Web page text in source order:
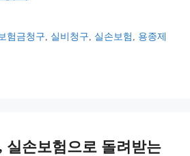
험금청구 실비청구 실손보험
용종제
실손보험으로 돌려받는